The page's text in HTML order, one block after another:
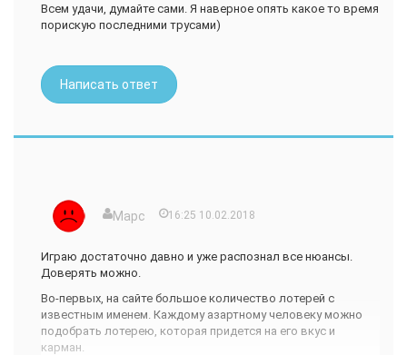
Всем удачи, думайте сами. Я наверное опять какое то время
порискую последними трусами)
Написать ответ
Марс 16:25 10.02.2018
Играю достаточно давно и уже распознал все нюансы.
Доверять можно.
Во-первых, на сайте большое количество лотерей с
известным именем. Каждому азартному человеку можно
подобрать лотерею, которая придется на его вкус и
карман.